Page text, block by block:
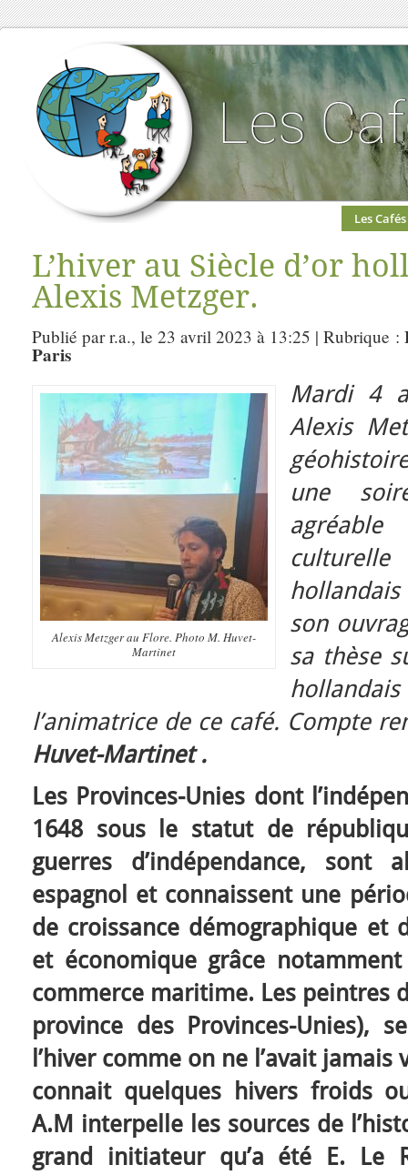
Les Cafés
L’hiver au Siècle d’or
Alexis Metzger.
Publié par r.a., le 23 avril 2023 à 13:25 | Rubrique :
Paris
Alexis Metzger au Flore. Photo M. Huvet-
Martinet
Mardi 4
Alexis
une
son
sa thèse
l’animatrice de ce café. Compte
Huvet-Martinet .
Les Provinces-Unies dont
1648 sous le statut de
guerres d’indépendance, sont
espagnol et connaissent une
de croissance démographique et
et économique grâce
commerce maritime. Les peintres
province des Provinces-Unies),
l’hiver comme on ne l’avait
connait quelques hivers froids
A.M interpelle les sources de
grand initiateur qu’a été E. Le